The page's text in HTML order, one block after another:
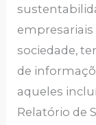
sociedade,
de
aqueles
Relatório de